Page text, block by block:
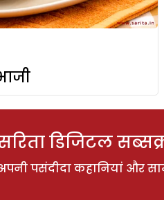
डिजिटल
पसंदीदा कहानियां और